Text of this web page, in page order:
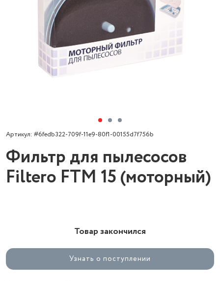
Артикул: #6fedb322-709f-11e9-80f1-00155d7f756b
Фильтр для пылесосов
Filtero FTM 15 (моторный)
Товар закончился
Узнать о поступлении